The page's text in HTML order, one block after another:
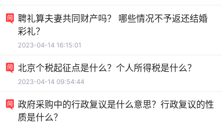
聘礼算夫妻共同财产吗？ 哪些情况不予返还结婚
彩礼？
2023-04-14 16:15:01
北京个税起征点是什么？个人所得税是什么？
2023-04-14 09:54:44
政府采购中的行政复议是什么意思？行政复议的性
质是什么？